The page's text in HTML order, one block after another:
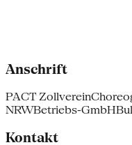
Anschrift
PACT Zollverein
NRWBetriebs-GmbH
Kontakt